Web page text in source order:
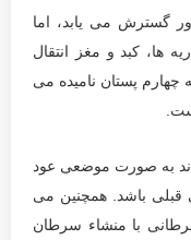
گسترش می یابد، اما
ها، کبد و مغز انتقال
چهارم پستان نامیده می
به صورت موضعی عود
قبلی باشد. همچنین می
با منشاء سرطان